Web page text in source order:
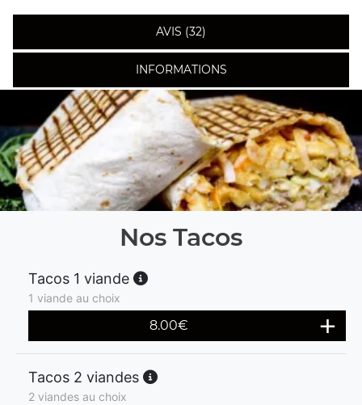
AVIS (32)
INFORMATIONS
Nos Tacos
Tacos 1 viande
1 viande au choix
8.00€
Tacos 2 viandes
2 viandes au choix